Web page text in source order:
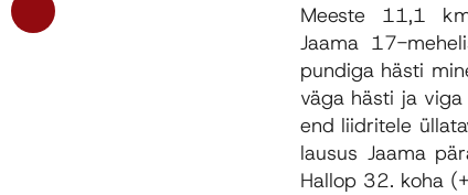
Meeste 11,1
Jaama 17-
pundiga hästi
väga hästi ja viga
end liidritele
lausus Jaama
Hallop 32. koha